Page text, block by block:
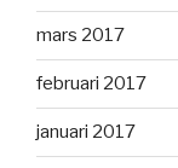
mars 2017
februari 2017
januari 2017